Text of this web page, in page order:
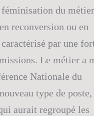
féminisation du
reconversion ou en
par une
Le métier a
Nationale du
type de poste,
aurait regroupé les